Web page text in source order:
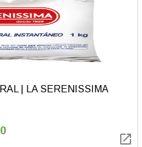
| LA SERENISSIMA
